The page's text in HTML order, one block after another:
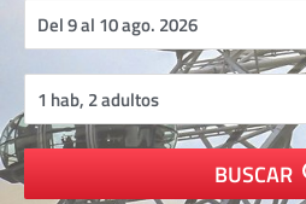
BUSCAR